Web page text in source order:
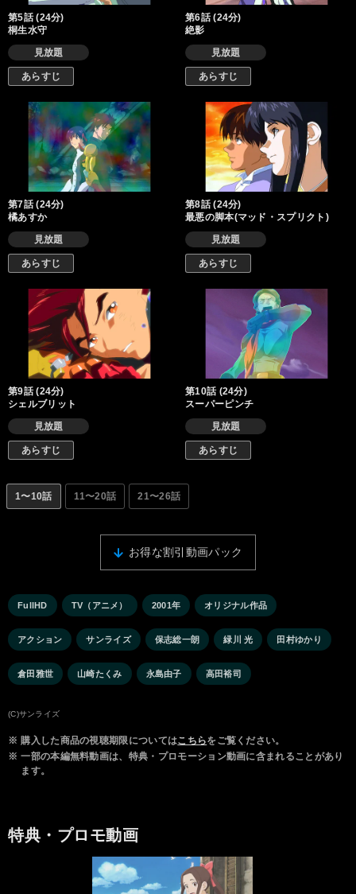
第5話 (24分)
桐生水守
見放題
あらすじ
第6話 (24分)
絶影
見放題
あらすじ
第7話 (24分)
橘あすか
見放題
あらすじ
第8話 (24分)
最悪の脚本(マッド・スプリクト)
見放題
あらすじ
第9話 (24分)
シェルブリット
見放題
あらすじ
第10話 (24分)
スーパーピンチ
見放題
あらすじ
1〜10話 11〜20話 21〜26話
お得な割引動画パック
FullHD TV（アニメ） 2001年 オリジナル作品
アクション サンライズ 保志総一朗 緑川 光 田村ゆかり
倉田雅世 山崎たくみ 永島由子 高田裕司
(C)サンライズ
※ 購入した商品の視聴期限についてはこちらをご覧ください。
※ 一部の本編無料動画は、特典・プロモーション動画に含まれることがあり
ます。
特典・プロモ動画